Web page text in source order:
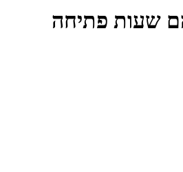
שעות פתיחה